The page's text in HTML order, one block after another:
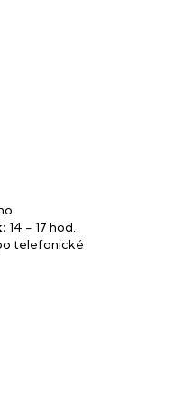
14 - 17 hod.
telefonické